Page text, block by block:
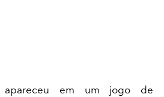
apareceu em um jogo de